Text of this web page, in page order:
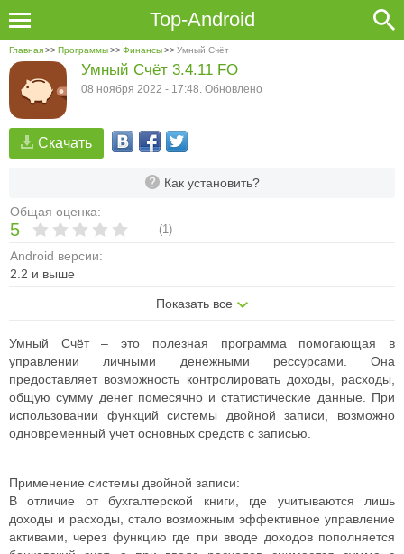
Top-Android
Главная>>Программы>>Финансы>>Умный Счёт
Скачать
Как установить?
Общая оценка:
5 (1)
Android версии:
2.2 и выше
Показать все
Умный Счёт 3.4.11 FO
08 ноября 2022 - 17:48. Обновлено
Умный Счёт – это полезная программа помогающая в
управлении личными денежными рессурсами. Она
предоставляет возможность контролировать доходы, расходы,
общую сумму денег помесячно и статистические данные. При
использовании функций системы двойной записи, возможно
одновременный учет основных средств с записью.
Применение системы двойной записи:
В отличие от бухгалтерской книги, где учитываются лишь
доходы и расходы, стало возможным эффективное управление
активами, через функцию где при вводе доходов пополняется